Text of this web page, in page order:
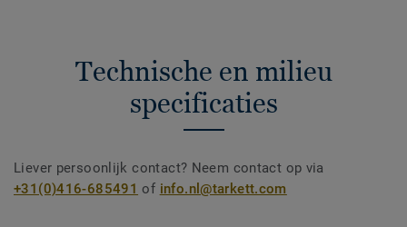
Technische en milieu
specificaties
Liever persoonlijk contact? Neem contact op via
+31(0)416-685491 of info.nl@tarkett.com